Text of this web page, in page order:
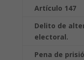
Artículo 147
Delito de
electoral.
Pena de